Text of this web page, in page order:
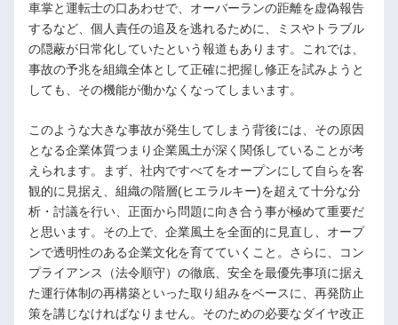
車掌と運転士の口あわせで、オーバーランの距離を虚偽報告
するなど、個人責任の追及を逃れるために、ミスやトラブル
の隠蔽が日常化していたという報道もあります。これでは、
事故の予兆を組織全体として正確に把握し修正を試みようと
しても、その機能が働かなくなってしまいます。
このような大きな事故が発生してしまう背後には、その原因
となる企業体質つまり企業風土が深く関係していることが考
えられます。まず、社内ですべてをオープンにして自らを客
観的に見据え、組織の階層(ヒエラルキー)を超えて十分な分
析・討議を行い、正面から問題に向き合う事が極めて重要だ
と思います。その上で、企業風土を全面的に見直し、オープ
ンで透明性のある企業文化を育てていくこと。さらに、コン
プライアンス（法令順守）の徹底、安全を最優先事項に据え
た運行体制の再構築といった取り組みをベースに、再発防止
策を講じなければなりません。そのための必要なダイヤ改正